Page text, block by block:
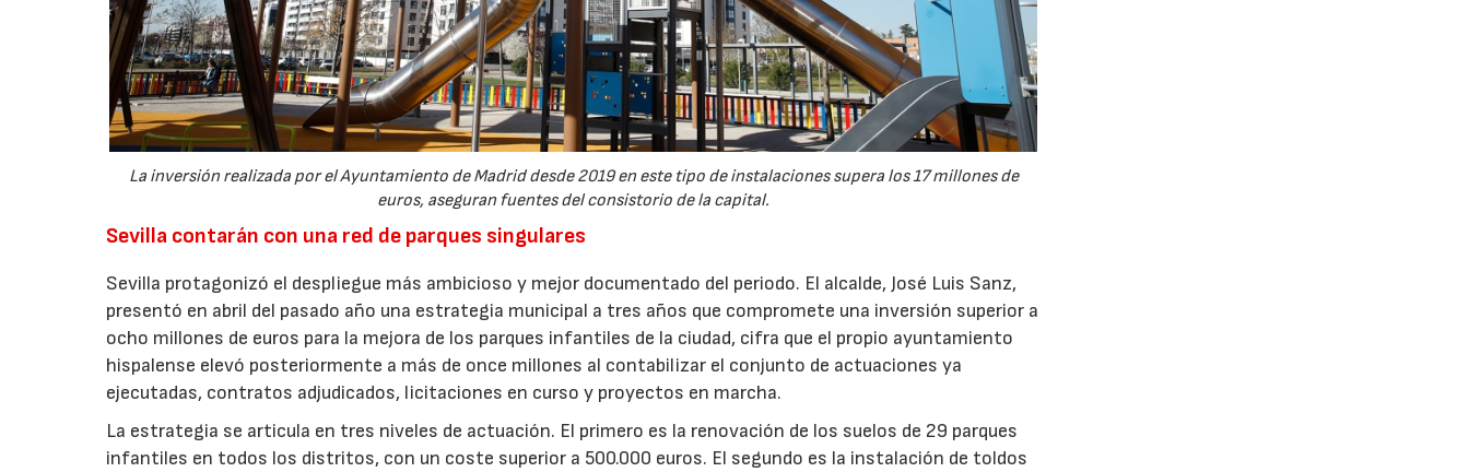
La inversión realizada por el Ayuntamiento de Madrid desde 2019 en este tipo de instalaciones supera los 17 millones de
euros, aseguran fuentes del consistorio de la capital.
Sevilla contarán con una red de parques singulares
Sevilla protagonizó el despliegue más ambicioso y mejor documentado del periodo. El alcalde, José Luis Sanz,
presentó en abril del pasado año una estrategia municipal a tres años que compromete una inversión superior a
ocho millones de euros para la mejora de los parques infantiles de la ciudad, cifra que el propio ayuntamiento
hispalense elevó posteriormente a más de once millones al contabilizar el conjunto de actuaciones ya
ejecutadas, contratos adjudicados, licitaciones en curso y proyectos en marcha.
La estrategia se articula en tres niveles de actuación. El primero es la renovación de los suelos de 29 parques
infantiles en todos los distritos, con un coste superior a 500.000 euros. El segundo es la instalación de toldos